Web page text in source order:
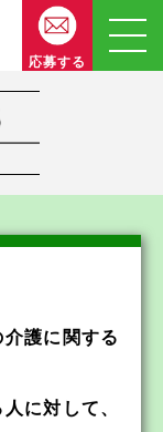
応募する
護に関する
に対して、